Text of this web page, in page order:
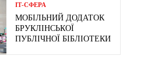
ІТ-СФЕРА
МОБІЛЬНИЙ ДОДАТОК
БРУКЛІНСЬКОЇ
ПУБЛІЧНОЇ БІБЛІОТЕКИ